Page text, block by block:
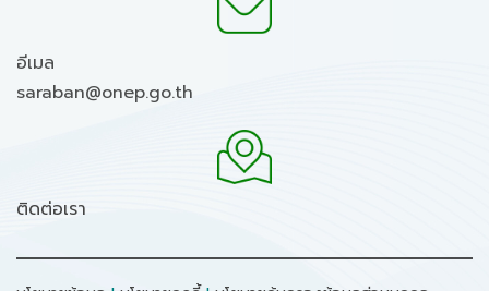
อีเมล
saraban@onep.go.th
ติดต่อเรา